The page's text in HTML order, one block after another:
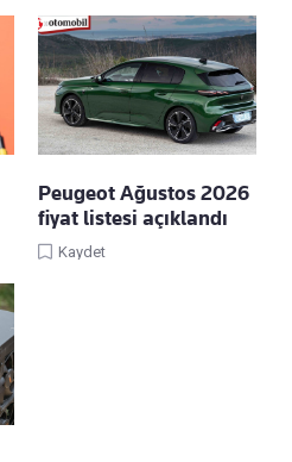
Peugeot Ağustos 2026
fiyat listesi açıklandı
Kaydet